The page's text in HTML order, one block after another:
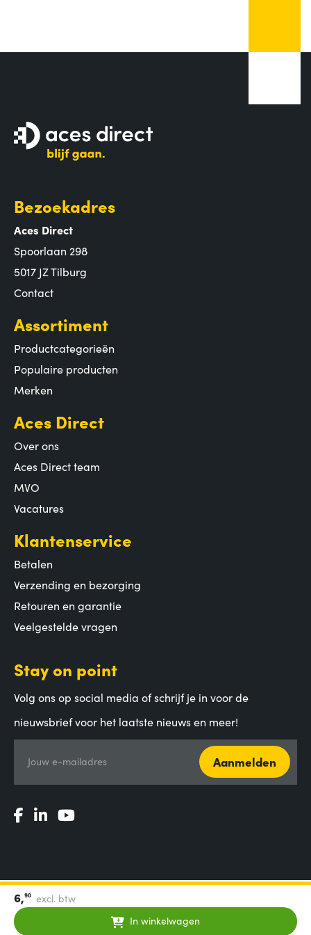
6,90 excl. btw
In winkelwagen
Bezoekadres
Aces Direct
Spoorlaan 298
5017 JZ Tilburg
Contact
Assortiment
Productcategorieën
Populaire producten
Merken
Aces Direct
Over ons
Aces Direct team
MVO
Vacatures
Klantenservice
Betalen
Verzending en bezorging
Retouren en garantie
Veelgestelde vragen
Stay on point
Volg ons op social media of schrijf je in voor de
nieuwsbrief voor het laatste nieuws en meer!
Jouw e-mailadres Aanmelden
Algemene voorwaarden
Vulnerability Disclosure
© 2000-2026 - Aces Direct B.V.